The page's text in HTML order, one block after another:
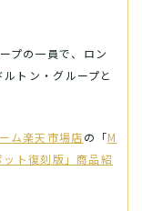
プの一員で、ロン
トン・グループと
ム楽天市場店の「M
ト復刻版」商品紹